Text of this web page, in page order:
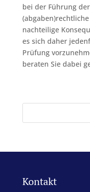
bei der Führung
nachteilige
es sich daher
Prüfung
beraten Sie dabei
Kontakt